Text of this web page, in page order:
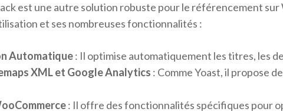
est une autre solution robuste pour le référencement
et ses nombreuses fonctionnalités :
Automatique: Il optimise automatiquement les titres, les
XML et Google Analytics : Comme Yoast, il propose
: Il offre des fonctionnalités spécifiques pour